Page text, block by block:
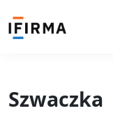
Szwaczka